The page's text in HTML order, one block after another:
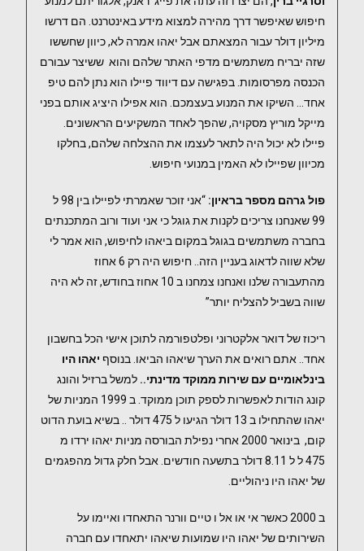
חיפוש שאיפשר דרך מהירה למצוא מידע באינטרנט. הם דרשו
מיליון דולר עבור המצאתם אבל יאהו אמרה לא, כיוון שחששו
שזה יבריח משתמשים מדפי האתר שלהם והוא ששיצר עבורם
הכנסה מפרסומות. בפגישה עם דיווד פיילו הוא נתן להם טיפ
אחד… השיקו את המנוע בעצמכם. הוא אפילו היציג אותם בפני
מייקל מוריץ מסקויה, שהפך לאחד המשקיעים הראשונים.
פיילו לא יכול היה לתאר לעצמו את ההצלחה שלהם, בחלקו
מכיוון שפיילו לא האמין במנועי חיפוש.
פול גרהם מספר בראיון:
“אני זוכר שאמרתי לפיילו בין 98 ל
99 שאנחנו צריכים לקנות את גוגל כי אני ועוד ורוב המתכנתים
בחברה משתמשים בגוגל במקום ביאהו לחיפוש, הוא אמר לי
שלא שווה לדאוג בעניין הזה.. חיפוש היה רק 6 אחוז
מהתעבורה שלנו ואנחנו צמחנו ב 10 אחוז בחודש, זה לא היה
שווה בשביל להצליח יותר”
ריכוז של דואר אלקטרוני ופלטפורמה לתוכן אישי הכל בחשבון
אחד.. אתם רואים את הערך שיאהו הביאו. בנוסף יאהו היו
בינלאומיים עם שירות ממוקד מדינתי.. למשל ברזיל והונג
קונג הודות לאפשרות לספק תוכן ממוקד. ב 1999 המניות של
יאהו שהתחילו ב 13 דולר הגיעו ל 475 דולר .. בשיא בועת הדוט
קום, בינואר 2000 אחרי נפילת הבורסה מניות יאהו ירדו מ
475 ל ל 8.11 דולר בתשעה חודשים. אבל חלק גדול מהפגמים
של יאהו היו ניהוליים.
ב 2000 כאשר אי או אל ו טיים וורנר התאחדו ואיימו על
השירותים של יאהו היו שמועות שיאהו יתאחדו עם חברה